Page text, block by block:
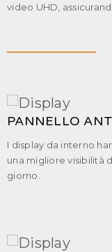
video UHD,
PANNELLO
I display da interno
una migliore visibilità
giorno.